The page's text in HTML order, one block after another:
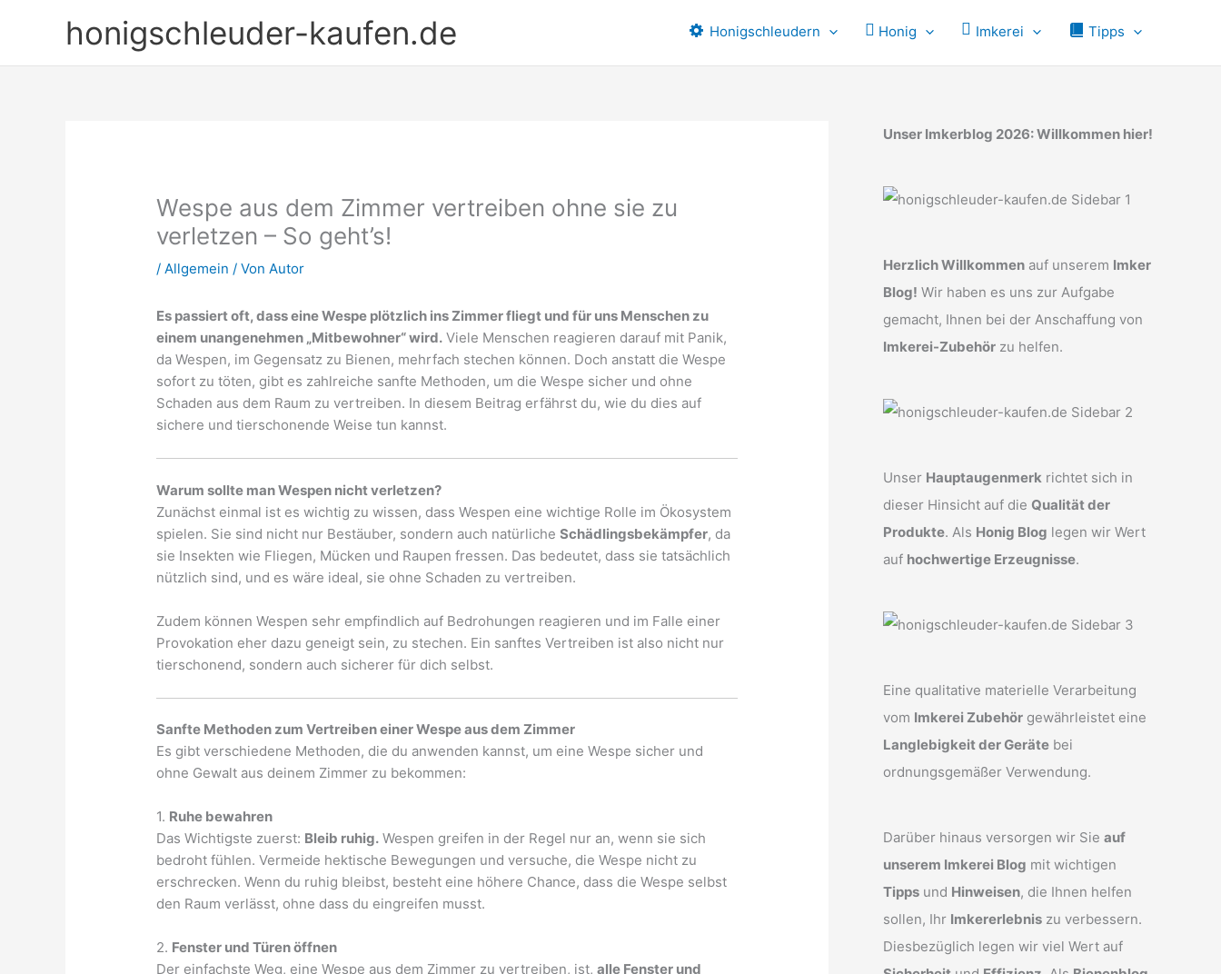
honigschleuder-kaufen.de Honigschleudern Honig Imkerei Tipps
Wespe aus dem Zimmer vertreiben ohne sie zu
verletzen – So geht’s!
/Allgemein / VonAutor
Es passiert oft, dass eine Wespe plötzlich ins Zimmer fliegt und für uns Menschen zu
einem unangenehmen „Mitbewohner“ wird. Viele Menschen reagieren darauf mit Panik,
da Wespen, im Gegensatz zu Bienen, mehrfach stechen können. Doch anstatt die Wespe
sofort zu töten, gibt es zahlreiche sanfte Methoden, um die Wespe sicher und ohne
Schaden aus dem Raum zu vertreiben. In diesem Beitrag erfährst du, wie du dies auf
sichere und tierschonende Weise tun kannst.
Warum sollte man Wespen nicht verletzen?
Zunächst einmal ist es wichtig zu wissen, dass Wespen eine wichtige Rolle im Ökosystem
spielen. Sie sind nicht nur Bestäuber, sondern auch natürlicheSchädlingsbekämpfer, da
sie Insekten wie Fliegen, Mücken und Raupen fressen. Das bedeutet, dass sie tatsächlich
nützlich sind, und es wäre ideal, sie ohne Schaden zu vertreiben.
Zudem können Wespen sehr empfindlich auf Bedrohungen reagieren und im Falle einer
Provokation eher dazu geneigt sein, zu stechen. Ein sanftes Vertreiben ist also nicht nur
tierschonend, sondern auch sicherer für dich selbst.
Sanfte Methoden zum Vertreiben einer Wespe aus dem Zimmer
Es gibt verschiedene Methoden, die du anwenden kannst, um eine Wespe sicher und
ohne Gewalt aus deinem Zimmer zu bekommen:
1. Ruhe bewahren
Das Wichtigste zuerst: Bleib ruhig. Wespen greifen in der Regel nur an, wenn sie sich
bedroht fühlen. Vermeide hektische Bewegungen und versuche, die Wespe nicht zu
erschrecken. Wenn du ruhig bleibst, besteht eine höhere Chance, dass die Wespe selbst
den Raum verlässt, ohne dass du eingreifen musst.
2. Fenster und Türen öffnen
Der einfachste Weg, eine Wespe aus dem Zimmer zu vertreiben, ist,alle Fenster und
Unser Imkerblog 2026: Willkommen hier!
Herzlich Willkommen auf unserem Imker
Blog! Wir haben es uns zur Aufgabe
gemacht, Ihnen bei der Anschaffung von
Imkerei-Zubehör zu helfen.
Unser Hauptaugenmerk richtet sich in
dieser Hinsicht auf die Qualität der
Produkte. Als Honig Blog legen wir Wert
auf hochwertige Erzeugnisse.
Eine qualitative materielle Verarbeitung
vom Imkerei Zubehör gewährleistet eine
Langlebigkeit der Geräte bei
ordnungsgemäßer Verwendung.
Darüber hinaus versorgen wir Sie auf
unserem Imkerei Blog mit wichtigen
Tipps und Hinweisen, die Ihnen helfen
sollen, Ihr Imkererlebnis zu verbessern.
Diesbezüglich legen wir viel Wert auf